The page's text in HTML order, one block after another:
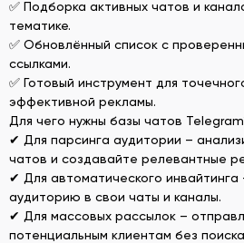
✅ Подборка активных чатов и
тематике.
✅ Обновлённый список с
ссылками.
✅ Готовый инструмент для
эффективной рекламы.
Для чего нужны базы чатов
✔ Для парсинга аудитории –
чатов и создавайте релевантные
✔ Для автоматического
аудиторию в свои чаты и каналы.
✔ Для массовых рассылок –
потенциальным клиентам без